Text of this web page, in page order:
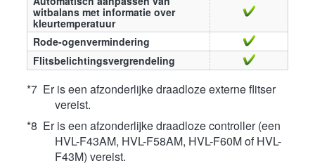
witbalans met informatie over
kleurtemperatuur
Rode-ogenvermindering
Flitsbelichtingsvergrendeling
*7 Er is een afzonderlijke draadloze externe flitser
vereist.
*8 Er is een afzonderlijke draadloze controller (een
HVL-F43AM, HVL-F58AM, HVL-F60M of HVL-
F43M) vereist.